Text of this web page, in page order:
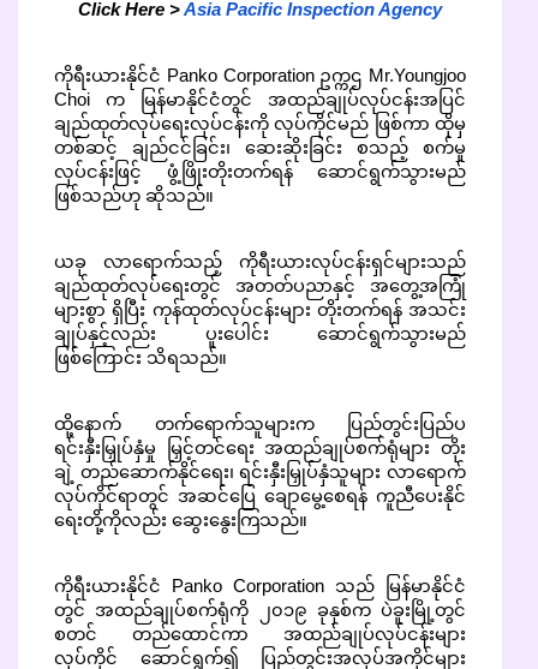
Click Here >Asia Pacific Inspection Agency
ကိုရီးယားနိုင်ငံ Panko Corporation ဥက္ကဌ Mr.Youngjoo
Choi က မြန်မာနိုင်ငံတွင် အထည်ချုပ်လုပ်ငန်းအပြင်
ချည်ထုတ်လုပ်ရေးလုပ်ငန်းကို လုပ်ကိုင်မည် ဖြစ်ကာ ထိုမှ
တစ်ဆင့် ချည်ငင်ခြင်း၊ ဆေးဆိုးခြင်း စသည့် စက်မှု
လုပ်ငန်းဖြင့် ဖွံ့ဖြိုးတိုးတက်ရန် ဆောင်ရွက်သွားမည်
ဖြစ်သည်ဟု ဆိုသည်။
ယခု လာရောက်သည့် ကိုရီးယားလုပ်ငန်းရှင်များသည်
ချည်ထုတ်လုပ်ရေးတွင် အတတ်ပညာနှင့် အတွေ့အကြုံ
များစွာ ရှိပြီး ကုန်ထုတ်လုပ်ငန်းများ တိုးတက်ရန် အသင်း
ချုပ်နှင့်လည်း ပူးပေါင်း ဆောင်ရွက်သွားမည်
ဖြစ်ကြောင်း သိရသည်။
ထို့နောက် တက်ရောက်သူများက ပြည်တွင်းပြည်ပ
ရင်းနှီးမြှုပ်နှံမှု မြှင့်တင်ရေး အထည်ချုပ်စက်ရုံများ တိုး
ချဲ့ တည်ဆောက်နိုင်ရေး၊ ရင်းနှီးမြှုပ်နှံသူများ လာရောက်
လုပ်ကိုင်ရာတွင် အဆင်ပြေ ချောမွေ့စေရန် ကူညီပေးနိုင်
ရေးတို့ကိုလည်း ဆွေးနွေးကြသည်။
ကိုရီးယားနိုင်ငံ Panko Corporation သည် မြန်မာနိုင်ငံ
တွင် အထည်ချုပ်စက်ရုံကို ၂၀၁၉ ခုနှစ်က ပဲခူးမြို့တွင်
စတင် တည်ထောင်ကာ အထည်ချုပ်လုပ်ငန်းများ
လုပ်ကိုင် ဆောင်ရွက်၍ ပြည်တွင်းအလုပ်အကိုင်များ